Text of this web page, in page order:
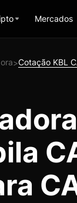
Mercados
>Cotação KBL